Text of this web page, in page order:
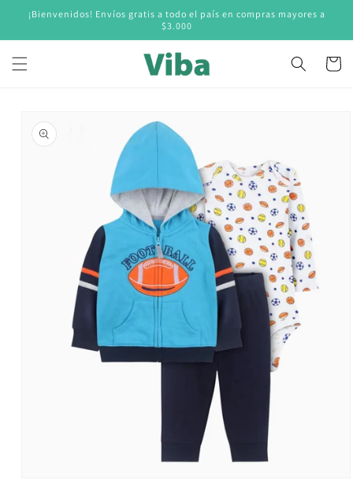
directamente
¡Bienvenidos! Envíos gratis a todo el país en compras mayores a
$3.000
Carrito
información